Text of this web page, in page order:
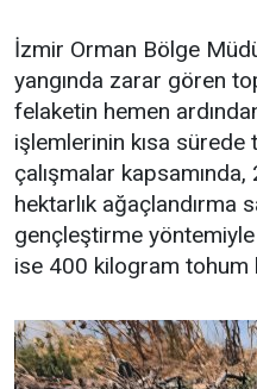
İzmir Orman Bölge
yangında zarar gören
felaketin hemen
işlemlerinin kısa sürede
çalışmalar kapsamında,
hektarlık ağaçlandırma
gençleştirme
ise 400 kilogram tohum